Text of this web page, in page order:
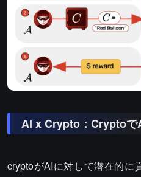
AI x Crypto：Cryptoで
cryptoがAIに対して潜在的に